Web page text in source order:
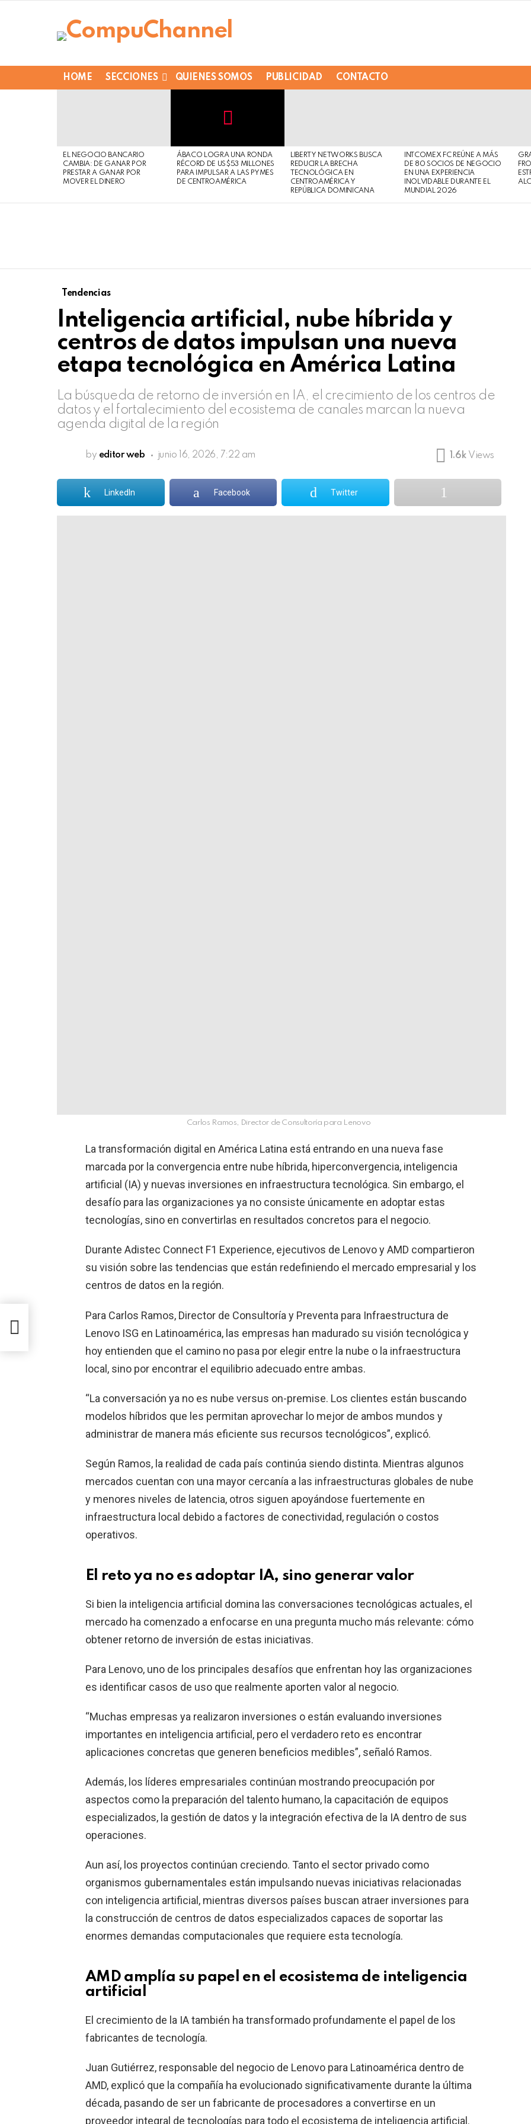
HOME SECCIONES QUIENES SOMOS PUBLICIDAD CONTACTO
EL NEGOCIO BANCARIO
CAMBIA: DE GANAR POR
PRESTAR A GANAR POR
MOVER EL DINERO
Safe
For
Work
view
this
post
ÁBACO LOGRA UNA RONDA
RÉCORD DE US$53 MILLONES
PARA IMPULSAR A LAS PYMES
DE CENTROAMÉRICA
LIBERTY NETWORKS BUSCA
REDUCIR LA BRECHA
TECNOLÓGICA EN
CENTROAMÉRICA Y
REPÚBLICA DOMINICANA
INTCOMEX FC REÚNE A MÁS
DE 80 SOCIOS DE NEGOCIO
EN UNA EXPERIENCIA
INOLVIDABLE DURANTE EL
MUNDIAL 2026
Tendencias
Inteligencia artificial, nube híbrida y
centros de datos impulsan una nueva
etapa tecnológica en América Latina
La búsqueda de retorno de inversión en IA, el crecimiento de los centros de
datos y el fortalecimiento del ecosistema de canales marcan la nueva
agenda digital de la región
by editor web junio 16, 2026, 7:22 am 1.6k Views
LinkedIn Facebook Twitter
Carlos Ramos, Director de Consultoría para Lenovo
La transformación digital en América Latina está entrando en una nueva fase
marcada por la convergencia entre nube híbrida, hiperconvergencia, inteligencia
artificial (IA) y nuevas inversiones en infraestructura tecnológica. Sin embargo, el
desafío para las organizaciones ya no consiste únicamente en adoptar estas
tecnologías, sino en convertirlas en resultados concretos para el negocio.
Durante Adistec Connect F1 Experience, ejecutivos de Lenovo y AMD compartieron
su visión sobre las tendencias que están redefiniendo el mercado empresarial y los
centros de datos en la región.
Para Carlos Ramos, Director de Consultoría y Preventa para Infraestructura de
Lenovo ISG en Latinoamérica, las empresas han madurado su visión tecnológica y
hoy entienden que el camino no pasa por elegir entre la nube o la infraestructura
local, sino por encontrar el equilibrio adecuado entre ambas.
“La conversación ya no es nube versus on-premise. Los clientes están buscando
modelos híbridos que les permitan aprovechar lo mejor de ambos mundos y
administrar de manera más eficiente sus recursos tecnológicos”, explicó.
Según Ramos, la realidad de cada país continúa siendo distinta. Mientras algunos
mercados cuentan con una mayor cercanía a las infraestructuras globales de nube
y menores niveles de latencia, otros siguen apoyándose fuertemente en
infraestructura local debido a factores de conectividad, regulación o costos
operativos.
El reto ya no es adoptar IA, sino generar valor
Si bien la inteligencia artificial domina las conversaciones tecnológicas actuales, el
mercado ha comenzado a enfocarse en una pregunta mucho más relevante: cómo
obtener retorno de inversión de estas iniciativas.
Para Lenovo, uno de los principales desafíos que enfrentan hoy las organizaciones
es identificar casos de uso que realmente aporten valor al negocio.
“Muchas empresas ya realizaron inversiones o están evaluando inversiones
importantes en inteligencia artificial, pero el verdadero reto es encontrar
aplicaciones concretas que generen beneficios medibles”, señaló Ramos.
Además, los líderes empresariales continúan mostrando preocupación por
aspectos como la preparación del talento humano, la capacitación de equipos
especializados, la gestión de datos y la integración efectiva de la IA dentro de sus
operaciones.
Aun así, los proyectos continúan creciendo. Tanto el sector privado como
organismos gubernamentales están impulsando nuevas iniciativas relacionadas
con inteligencia artificial, mientras diversos países buscan atraer inversiones para
la construcción de centros de datos especializados capaces de soportar las
enormes demandas computacionales que requiere esta tecnología.
AMD amplía su papel en el ecosistema de inteligencia
artificial
El crecimiento de la IA también ha transformado profundamente el papel de los
fabricantes de tecnología.
Juan Gutiérrez, responsable del negocio de Lenovo para Latinoamérica dentro de
AMD, explicó que la compañía ha evolucionado significativamente durante la última
década, pasando de ser un fabricante de procesadores a convertirse en un
proveedor integral de tecnologías para todo el ecosistema de inteligencia artificial.